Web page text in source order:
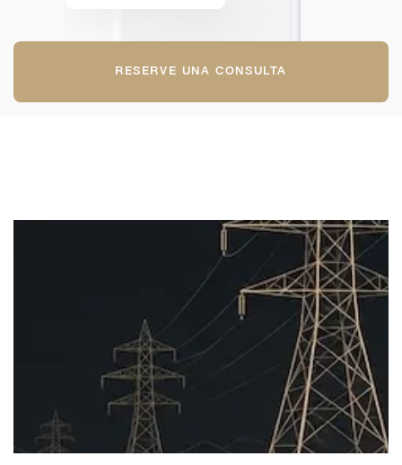
RESERVE UNA CONSULTA